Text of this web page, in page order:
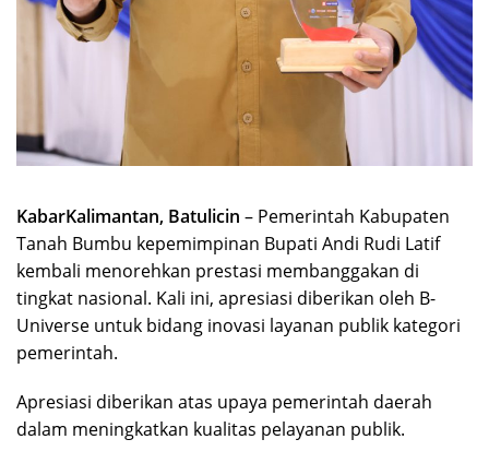
KabarKalimantan, Batulicin – Pemerintah Kabupaten
Tanah Bumbu kepemimpinan Bupati Andi Rudi Latif
kembali menorehkan prestasi membanggakan di
tingkat nasional. Kali ini, apresiasi diberikan oleh B-
Universe untuk bidang inovasi layanan publik kategori
pemerintah.
Apresiasi diberikan atas upaya pemerintah daerah
dalam meningkatkan kualitas pelayanan publik.